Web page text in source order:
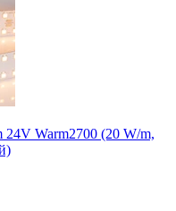
24V Warm2700 (20 W/m,